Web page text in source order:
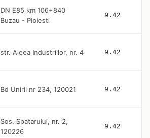
DN E85 km 106+840
Buzau - Ploiesti
9.42
str. Aleea Industriilor, nr. 4 9.42
Bd Unirii nr 234, 120021 9.42
Sos. Spatarului, nr. 2,
120226
9.42